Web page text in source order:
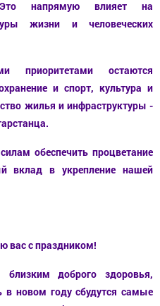
напрямую влияет на
жизни и человеческих
приоритетами остаются
и спорт, культура и
жилья и инфраструктуры -
обеспечить процветание
вклад в укрепление нашей
вас с праздником!
доброго здоровья,
в новом году сбудутся самые